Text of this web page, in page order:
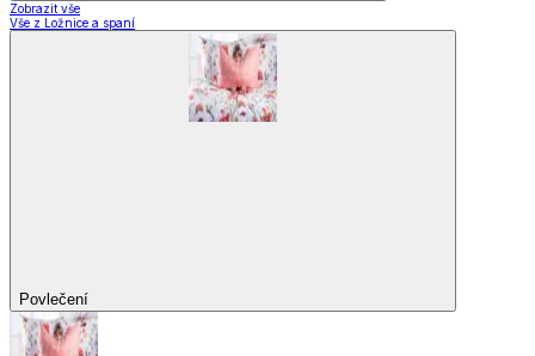
Zobrazit vše
Vše z Ložnice a spaní
Povlečení